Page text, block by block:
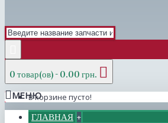
0 товар(ов) - 0.00 грн.
В корзине пусто!
МЕНЮ
ГЛАВНАЯ +